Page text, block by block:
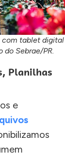
com tablet digital
Sebrae/PR.
Planilhas
e